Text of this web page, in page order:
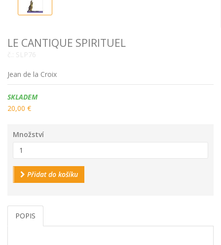
LE CANTIQUE SPIRITUEL
č.: SLP76
Jean de la Croix
Dostupnost:
SKLADEM
20,00 €
Množství
Přidat do košíku
POPIS